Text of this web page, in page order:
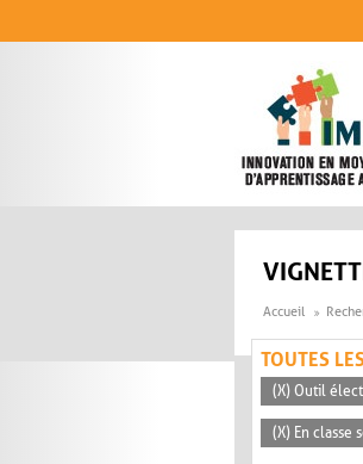
Accueil
TOUTES
(X) Outil
(X) En classe